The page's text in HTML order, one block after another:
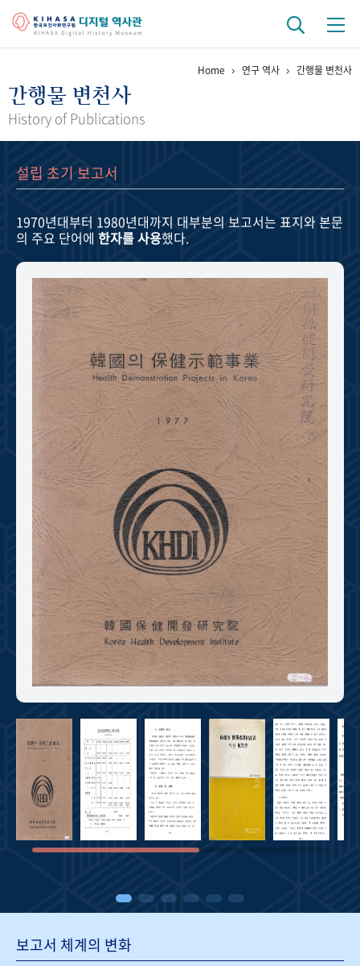
걸어온 길 기관 변천사
정책과 연구 키워드로 보는 연구 역사
연구자들
기록물 아카이브
사진 아카이브 문서 기록물 행정박물 영상 기록물
주년 기념
성과 50선 숫자로 보는 50년 50+1주년 광장
세계와 함께 한 KIHASA
VR 역사관
Home 연구 역사 간행물 변천사
간행물 변천사
History of Publications
설립 초기 보고서
1970년대부터 1980년대까지 대부분의 보고서는 표지와 본문
의 주요 단어에 한자를 사용했다.
보고서 체계의 변화